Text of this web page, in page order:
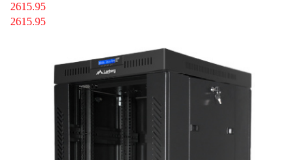
2615.95
2615.95